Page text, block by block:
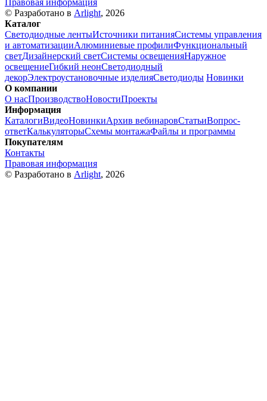
Правовая информация
© Разработано в Arlight, 2026
Каталог
Светодиодные лентыИсточники питанияСистемы управления
и автоматизацииАлюминиевые профилиФункциональный
светДизайнерский светСистемы освещенияНаружное
освещениеГибкий неонСветодиодный
декорЭлектроустановочные изделияСветодиоды Новинки
О компании
О насПроизводствоНовостиПроекты
Информация
КаталогиВидеоНовинкиАрхив вебинаровСтатьиВопрос-
ответКалькуляторыСхемы монтажаФайлы и программы
Покупателям
Контакты
Правовая информация
© Разработано в Arlight, 2026